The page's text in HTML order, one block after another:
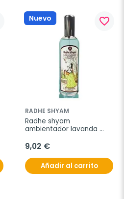
Nuevo favorite_border
RADHE SHYAM
Radhe shyam
ambientador lavanda
9,02 €
Añadir al carrito